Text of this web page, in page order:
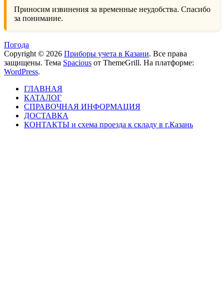
Приносим извинения за временные неудобства. Спасибо
за понимание.
Погода
Copyright © 2026 Приборы учета в Казани. Все права
защищены. Тема Spacious от ThemeGrill. На платформе:
WordPress.
ГЛАВНАЯ
КАТАЛОГ
СПРАВОЧНАЯ ИНФОРМАЦИЯ
ДОСТАВКА
КОНТАКТЫ и схема проезда к складу в г.Казань